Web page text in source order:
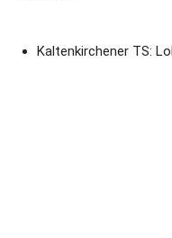
Kaltenkirchener TS: